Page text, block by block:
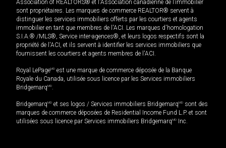
Association of REALTORS® et l'Association canadienne de l’immobilier
sont propriétaires. Les marques de commerce REALTOR® servent à
distinguer les services immobiliers offerts par les courtiers et agents
immobilier en tant que membres de l'ACI. Les marques d'homologation
S.I.A.® /MLS®, Service inter-agences®, et leurs logos respectifs sont la
propriété de l'ACI, et ils servent à identifier les services immobiliers que
fournissent les courtiers et agents membres de l'ACI.
Royal LePageMD est une marque de commerce déposée de la Banque
Royale du Canada, utilisée sous licence par les Services immobiliers
BridgemarqMD.
BridgemarqMD et ses logos / Services immobiliers BridgemarqMD sont des
marques de commerce déposées de Residential Income Fund L.P. et sont
utilisées sous licence par Services immobiliers BridgemarqMD Inc.